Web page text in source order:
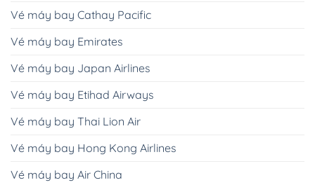
Vé máy bay Cathay Pacific
Vé máy bay Emirates
Vé máy bay Japan Airlines
Vé máy bay Etihad Airways
Vé máy bay Thai Lion Air
Vé máy bay Hong Kong Airlines
Vé máy bay Air China